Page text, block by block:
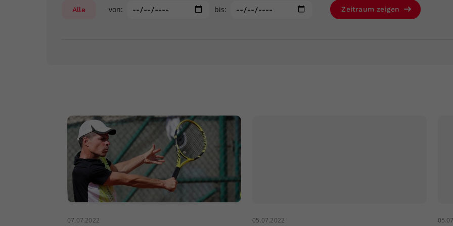
Alle von: bis: Zeitraum zeigen
07.07.2022 05.07.2022
Ihrer vorgenommen Einstellungen, falls der